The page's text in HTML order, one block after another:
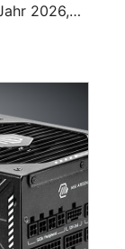
2026,